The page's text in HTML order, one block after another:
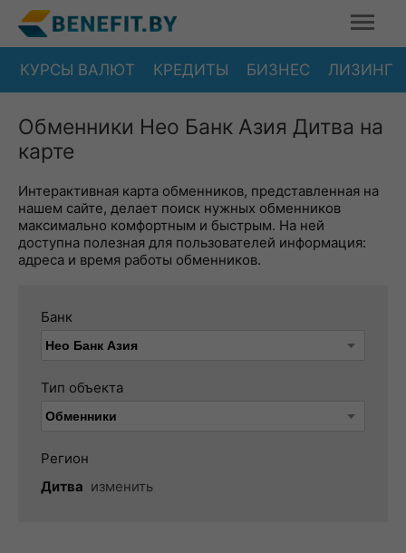
КУРСЫ ВАЛЮТ КРЕДИТЫ БИЗНЕС ЛИЗИНГ
Обменники Нео Банк Азия Дитва на
карте
Интерактивная карта обменников, представленная на
нашем сайте, делает поиск нужных обменников
максимально комфортным и быстрым. На ней
доступна полезная для пользователей информация:
адреса и время работы обменников.
Банк
Тип объекта
Регион
Дитва изменить